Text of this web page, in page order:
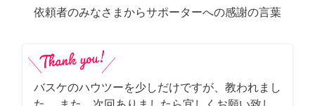
依頼者のみなさまからサポーターへの感謝の言葉
バスケのハウツーを少しだけですが、教われまし